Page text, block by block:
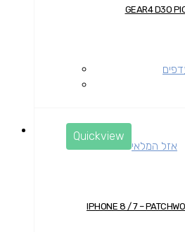
Quickview
אזל המלאי